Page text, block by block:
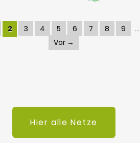
2 3 4 5 6 7 8
9
Vor →
Hier alle Netze